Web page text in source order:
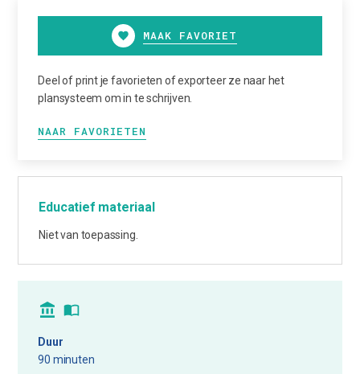
MAAK FAVORIET
Deel of print je favorieten of exporteer ze naar het
plansysteem om in te schrijven.
NAAR FAVORIETEN
Educatief materiaal
Niet van toepassing.
Duur
90 minuten